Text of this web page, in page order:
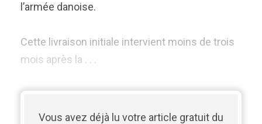
l’armée danoise.
Cette livraison initiale intervient moins de trois
mois après la . . .
Vous avez déjà lu votre article gratuit du